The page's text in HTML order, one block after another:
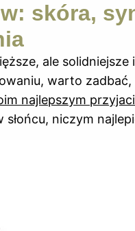
skóra,
ale
warto
najlepszym
niczym